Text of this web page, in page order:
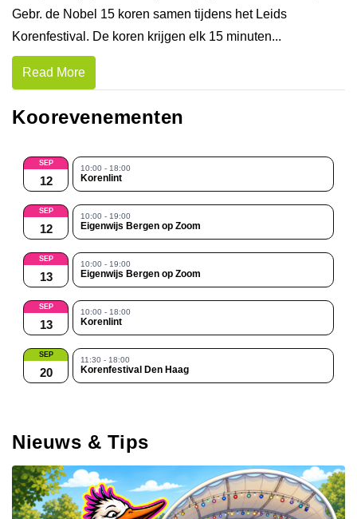
Gebr. de Nobel 15 koren samen tijdens het Leids
Korenfestival. De koren krijgen elk 15 minuten...
Read More
Koorevenementen
SEP
12
10:00 - 18:00
Korenlint
SEP
12
10:00 - 19:00
Eigenwijs Bergen op Zoom
SEP
13
10:00 - 19:00
Eigenwijs Bergen op Zoom
SEP
13
10:00 - 18:00
Korenlint
SEP
20
11:30 - 18:00
Korenfestival Den Haag
Nieuws & Tips